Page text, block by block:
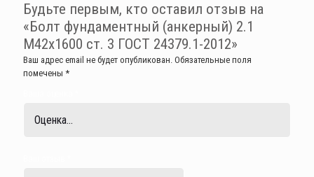
Будьте первым, кто оставил отзыв на
«Болт фундаментный (анкерный) 2.1
М42х1600 ст. 3 ГОСТ 24379.1-2012»
Ваш адрес email не будет опубликован. Обязательные поля
помечены *